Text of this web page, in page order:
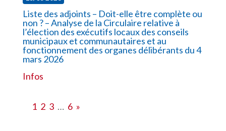
Liste des adjoints – Doit-elle être complète ou
non ? – Analyse de la Circulaire relative à
l’élection des exécutifs locaux des conseils
municipaux et communautaires et au
fonctionnement des organes délibérants du 4
mars 2026
Infos
1 2 3 … 6 »